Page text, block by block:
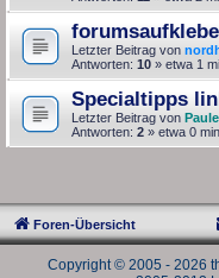
Letzter Beitrag von
Antworten: 10 » etwa 1
Specialtipps
Letzter Beitrag von Paule
Antworten: 2 » etwa 0
Foren-Übersicht
Copyright © 2005 - 2026